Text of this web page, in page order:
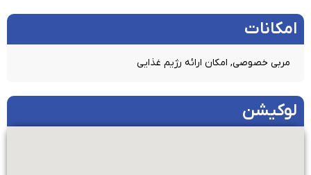
امکانات​
مربی خصوصی, امکان ارائه رژیم غذایی
لوکیشن